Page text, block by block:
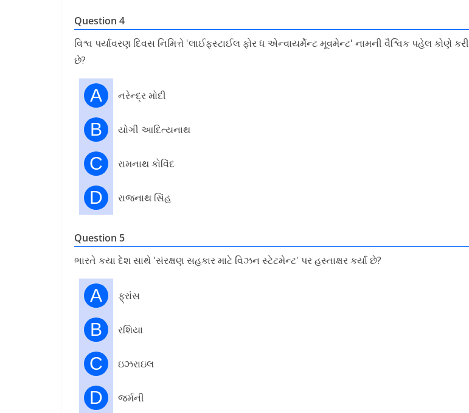
Question 4
વિશ્વ પર્યાવરણ દિવસ નિમિત્તે 'લાઈફસ્ટાઈલ ફોર ધ એન્વાયર્મેન્ટ મૂવમેન્ટ' નામની વૈશ્વિક પહેલ કોણે કરી
છે?
A નરેન્દ્ર મોદી
B યોગી આદિત્યનાથ
C રામનાથ કોવિંદ
D રાજનાથ સિંહ
Question 5
ભારતે કયા દેશ સાથે 'સંરક્ષણ સહકાર માટે વિઝન સ્ટેટમેન્ટ' પર હસ્તાક્ષર કર્યા છે?
A ફ્રાંસ
B રશિયા
C ઇઝરાઇલ
D જર્મની